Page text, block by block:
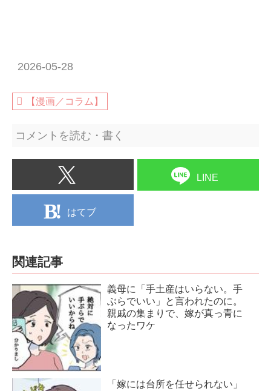
2026-05-28
【漫画／コラム】
コメントを読む・書く
LINE
はてブ
関連記事
義母に「手土産はいらない。手
ぶらでいい」と言われたのに。
親戚の集まりで、嫁が真っ青に
なったワケ
「嫁には台所を任せられない」